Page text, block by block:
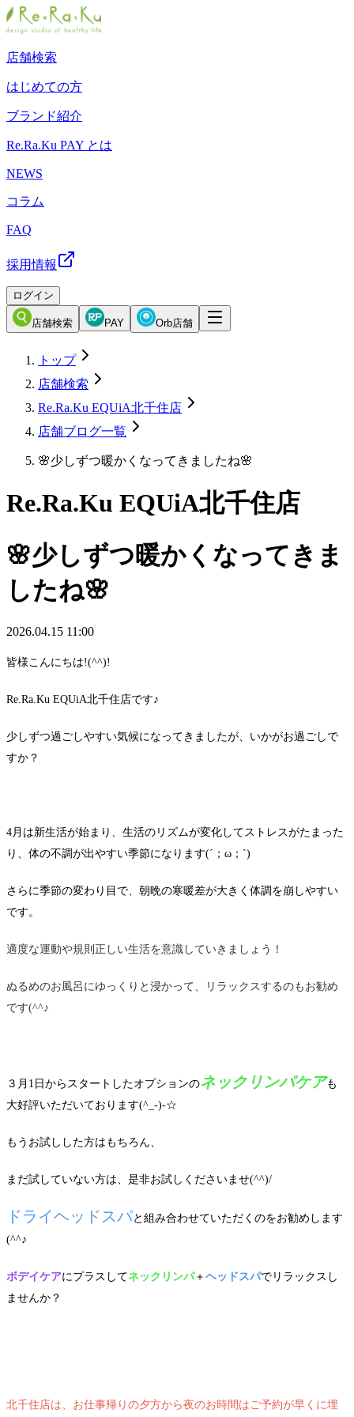
店舗検索
はじめての方
ブランド紹介
Re.Ra.Ku PAY とは
NEWS
コラム
FAQ
採用情報
ログイン
店舗検索 PAY Orb店舗
トップ
店舗検索
Re.Ra.Ku EQUiA北千住店
店舗ブログ一覧
🌸少しずつ暖かくなってきましたね🌸
Re.Ra.Ku EQUiA北千住店
🌸少しずつ暖かくなってきま
したね🌸
2026.04.15 11:00
皆様こんにちは!(^^)!
Re.Ra.Ku EQUiA北千住店です♪
少しずつ過ごしやすい気候になってきましたが、いかがお過ごしで
すか？
4月は新生活が始まり、生活のリズムが変化してストレスがたまった
り、体の不調が出やすい季節になります(´；ω；`)
さらに季節の変わり目で、朝晩の寒暖差が大きく体調を崩しやすい
です。
適度な運動や規則正しい生活を意識していきましょう！
ぬるめのお風呂にゆっくりと浸かって、リラックスするのもお勧め
です(^^♪
３月1日からスタートしたオプションのネックリンパケアも
大好評いただいております(^_-)-☆
もうお試しした方はもちろん、
まだ試していない方は、是非お試しくださいませ(^^)/
ドライヘッドスパと組み合わせていただくのをお勧めします
(^^♪
ボデイケアにプラスしてネックリンパ＋ ヘッドスパでリラックスし
ませんか？
北千住店は、お仕事帰りの夕方から夜のお時間はご予約が早くに埋